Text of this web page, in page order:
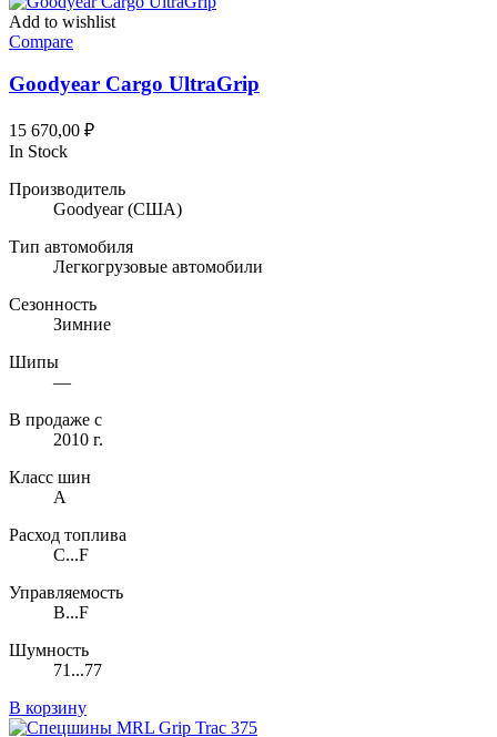
Add to wishlist
Compare
Goodyear Cargo UltraGrip
15 670,00 ₽
In Stock
Производитель
Goodyear(США)
Тип автомобиля
Легкогрузовые автомобили
Сезонность
Зимние
Шипы
—
В продаже с
2010 г.
Класс шин
A
Расход топлива
C...F
Управляемость
B...F
Шумность
71...77
В корзину